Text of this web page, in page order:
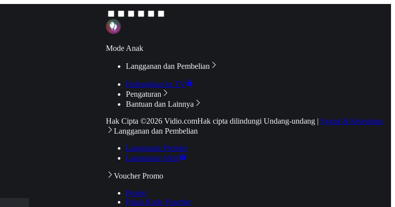
Mode Anak
Langganan dan Pembelian
Hubungkan ke TV
Pengaturan
Bantuan dan Lainnya
Hak Cipta ©2026 Vidio.comHak cipta dilindungi Undang-undang | Syarat & Ketentuan
Langganan dan Pembelian
Langganan Premier
Langganan Aktif
Voucher Promo
Promo
Pakai Kode Voucher